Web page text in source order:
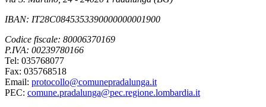
IBAN: IT28C0845353390000000001900
Codice fiscale: 80006370169
P.IVA: 00239780166
Tel: 035768077
Fax: 035768518
Email: protocollo@comunepradalunga.it
PEC: comune.pradalunga@pec.regione.lombardia.it